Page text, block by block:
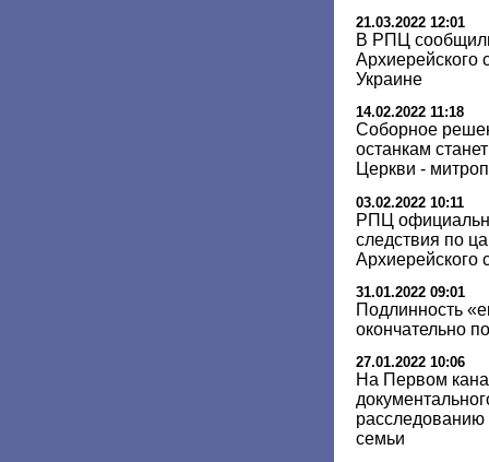
21.03.2022 12:01
В РПЦ
Архиерейского
Украине
14.02.2022 11:18
Соборное
останкам
Церкви -
03.02.2022 10:11
РПЦ
следствия по
Архиерейского
31.01.2022 09:01
Подлинность
окончательно
27.01.2022 10:06
На Первом
расследованию
семьи